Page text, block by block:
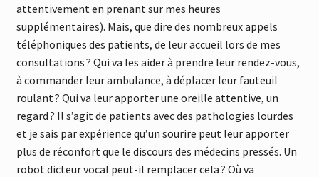
attentivement en prenant sur mes heures
supplémentaires). Mais, que dire des nombreux appels
téléphoniques des patients, de leur accueil lors de mes
consultations ? Qui va les aider à prendre leur rendez-vous,
à commander leur ambulance, à déplacer leur fauteuil
roulant ? Qui va leur apporter une oreille attentive, un
regard ? Il s’agit de patients avec des pathologies lourdes
et je sais par expérience qu’un sourire peut leur apporter
plus de réconfort que le discours des médecins pressés. Un
robot dicteur vocal peut-il remplacer cela ? Où va